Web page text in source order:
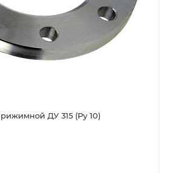
ДУ 315 (Ру 10)